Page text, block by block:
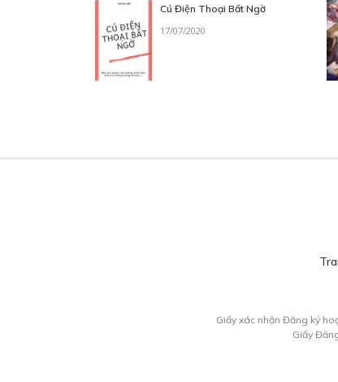
Cú Điện Thoại Bất Ngờ
17/07/2020
Giấy xác nhận Đăng ký
Giấy